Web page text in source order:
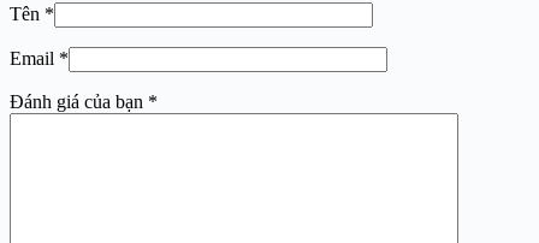
Tên *
Email *
Đánh giá của bạn *